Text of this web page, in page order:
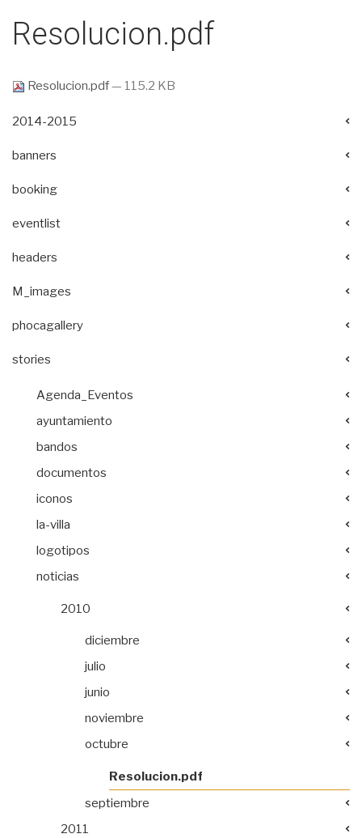
Resolucion.pdf
Resolucion.pdf— 115.2 KB
2014-2015
banners
booking
eventlist
headers
M_images
phocagallery
stories
Agenda_Eventos
ayuntamiento
bandos
documentos
iconos
la-villa
logotipos
noticias
2010
diciembre
julio
junio
noviembre
octubre
Resolucion.pdf
septiembre
2011